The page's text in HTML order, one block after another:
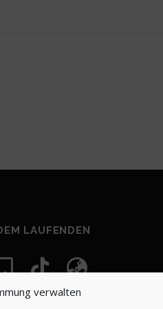
verwalten
LAUFENDEN